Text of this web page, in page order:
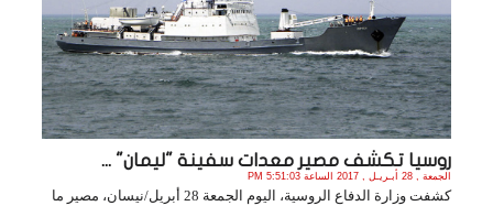
روسيا تكشف مصير معدات سفينة "ليمان" ...
الجمعة , 28 أبـريـل , 2017 الساعة 5:51:03 PM
كشفت وزارة الدفاع الروسية، اليوم الجمعة 28 أبريل/نيسان، مصير ما